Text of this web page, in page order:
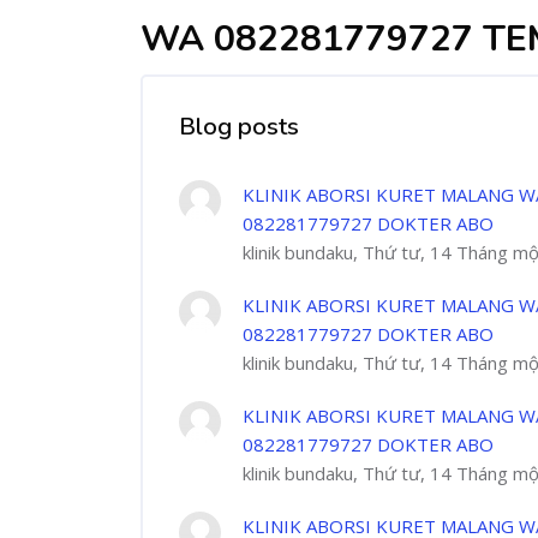
WA 082281779727
Blog posts
KLINIK ABORSI KURET MALANG
082281779727 DOKTER ABO
klinik bundaku, Thứ tư, 14 Tháng
KLINIK ABORSI KURET MALANG
082281779727 DOKTER ABO
klinik bundaku, Thứ tư, 14 Tháng
KLINIK ABORSI KURET MALANG
082281779727 DOKTER ABO
klinik bundaku, Thứ tư, 14 Tháng
KLINIK ABORSI KURET MALANG